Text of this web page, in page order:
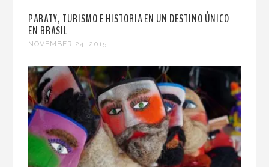
PARATY, TURISMO E HISTORIA EN UN DESTINO ÚNICO
EN BRASIL
NOVEMBER 24, 2015